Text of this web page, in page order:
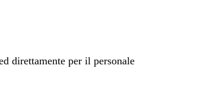
direttamente per il personale